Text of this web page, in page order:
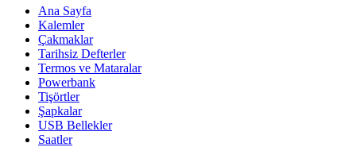
Ana Sayfa
Kalemler
Çakmaklar
Tarihsiz Defterler
Termos ve Mataralar
Powerbank
Tişörtler
Şapkalar
USB Bellekler
Saatler